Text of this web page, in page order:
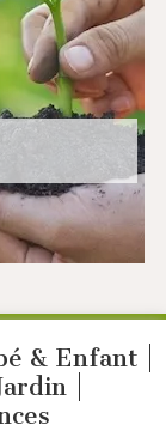
& Enfant